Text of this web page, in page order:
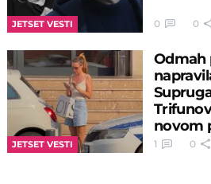
JETSET VESTI 0 0
JETSET VESTI
Odmah
novom
1 0